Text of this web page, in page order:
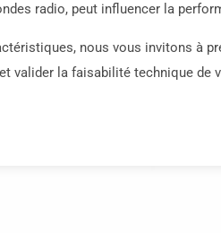
radio, peut influencer la
nous vous invitons à
valider la faisabilité technique de